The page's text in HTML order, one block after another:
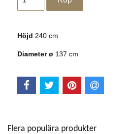
Höjd 240 cm
Diameter ø 137 cm
Flera populära produkter